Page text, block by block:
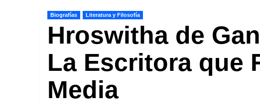
Biografías Literatura y Filosofía
Hroswitha de
La Escritora que
Media